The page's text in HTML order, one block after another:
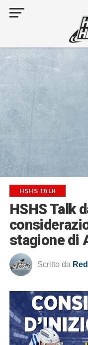
HSHS TALK
HSHS Talk
stagione di
Scritto da